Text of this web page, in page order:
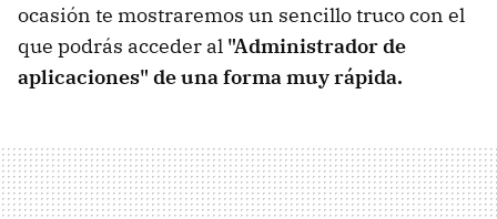
ocasión te mostraremos un sencillo truco con el
que podrás acceder al "Administrador de
aplicaciones" de una forma muy rápida.